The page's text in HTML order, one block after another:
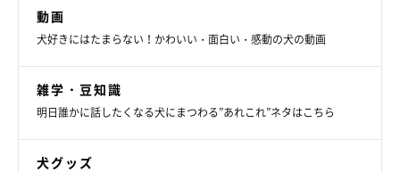
動画
犬好きにはたまらない！かわいい・面白い・感動の犬の動画
雑学・豆知識
明日誰かに話したくなる犬にまつわる”あれこれ”ネタはこちら
犬グッズ